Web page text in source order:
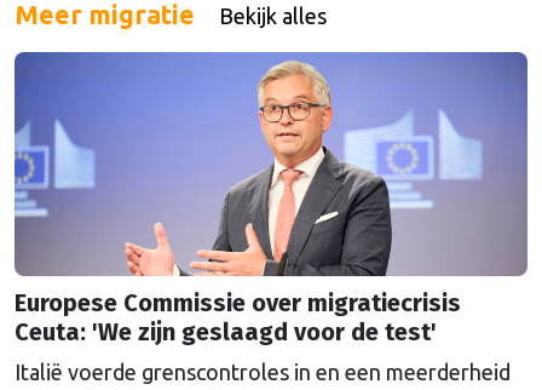
Meer migratie Bekijk alles
Europese Commissie over migratiecrisis
Ceuta: 'We zijn geslaagd voor de test'
Italië voerde grenscontroles in en een meerderheid